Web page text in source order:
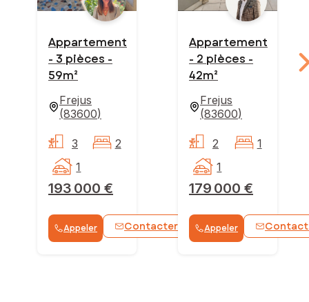
Appartement
- 3 pièces -
59m²
Frejus
(83600)
193 000 €
3
2
1
Appeler Contacter WhatsApp
Appartement
- 2 pièces -
42m²
Frejus
(83600)
179 000 €
2
1
1
Appeler